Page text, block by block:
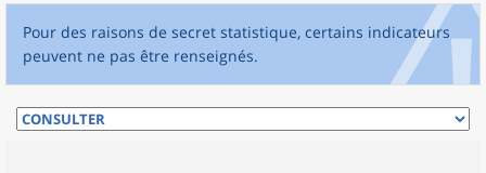
Pour des raisons de secret statistique, certains indicateurs
peuvent ne pas être renseignés.